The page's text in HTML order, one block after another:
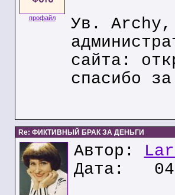
профайл
Ув. Archy,
сайта:
спасибо
Re: ФИКТИВНЫЙ БРАК ЗА ДЕНЬГИ
Автор:
Дата: